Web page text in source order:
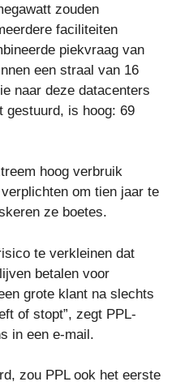
zouden
faciliteiten
piekvraag van
een straal van 16
naar deze datacenters
gestuurd, is hoog: 69
hoog verbruik
om tien jaar te
ze boetes.
te verkleinen dat
betalen voor
grote klant na slechts
of stopt”, zegt PPL-
in een e-mail.
zou PPL ook het eerste